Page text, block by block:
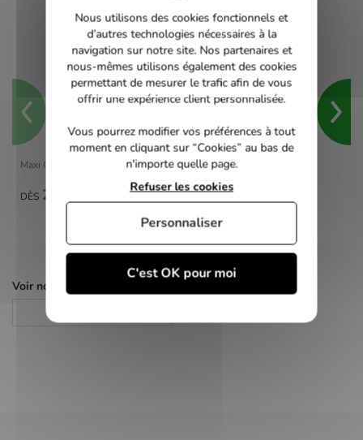
Maxi Quiz du Foot Francais - PS2
DÈS 2,00 €
Voir nos autres pages :
Nous utilisons des cookies fonctionnels et
d’autres technologies nécessaires à la
navigation sur notre site. Nos partenaires et
nous-mêmes utilisons également des cookies
permettant de mesurer le trafic afin de vous
offrir une expérience client personnalisée.
Vous pourrez modifier vos préférences à tout
moment en cliquant sur “Cookies” au bas de
n'importe quelle page.
C'est OK pour moi
Refuser les cookies
Personnaliser